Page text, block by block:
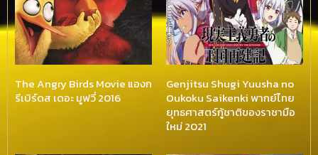
The Angry Birds Movie แองก
รีเบิร์ดส เดอะ มูฟวี่ 2016
Genjitsu Shugi Yuusha no
Oukoku Saikenki พากย์ไทย
ยุทธศาสตร์กู้ชาติของราชามือ
ใหม่ 2021